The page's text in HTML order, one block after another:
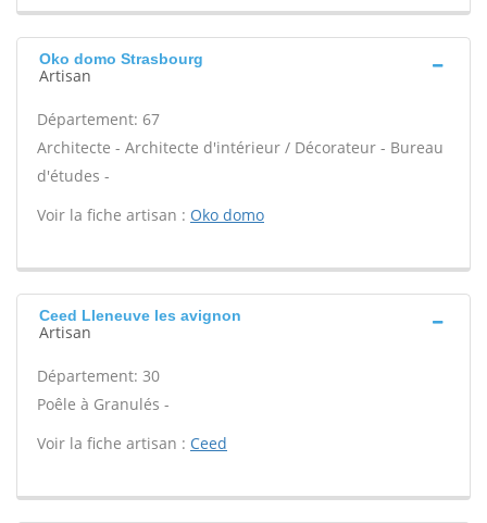
Oko domo Strasbourg
Artisan
Département: 67
Architecte - Architecte d'intérieur / Décorateur - Bureau
d'études -
Voir la fiche artisan : Oko domo
Ceed Lleneuve les avignon
Artisan
Département: 30
Poêle à Granulés -
Voir la fiche artisan : Ceed